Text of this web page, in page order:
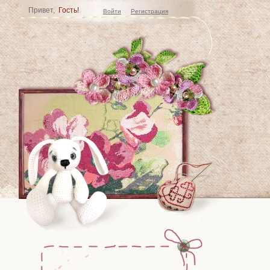
Привет, Гость! Войти Регистрация